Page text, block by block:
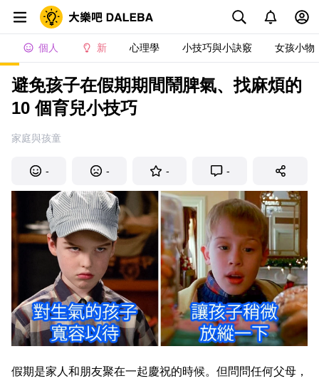
個人 新 心理學 小技巧與小訣竅 女孩小物
避免孩子在假期期間鬧脾氣、找麻煩的
10 個育兒小技巧
家庭與孩童
- - - -
假期是家人和朋友聚在一起慶祝的時候。但問問任何父母，